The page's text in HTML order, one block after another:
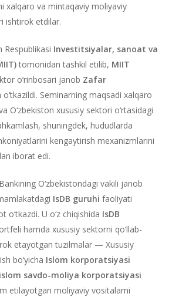
xalqaro va mintaqaviy moliyaviy
ishtirok etdilar.
Respublikasi Investitsiyalar, sanoat va
tomonidan tashkil etilib, MIIT
o‘rinbosari janob Zafar
Seminarning maqsadi xalqaro
O‘zbekiston xususiy sektori o‘rtasidagi
shuningdek, hududlarda
kengaytirish mexanizmlarini
iborat edi.
O‘zbekistondagi vakili janob
IsDB guruhi faoliyati
o‘tkazdi. U o‘z chiqishida IsDB
hamda xususiy sektorni qo‘llab-
etayotgan tuzilmalar — Xususiy
bo‘yicha Islom korporatsiyasi
savdo-moliya korporatsiyasi
etilayotgan moliyaviy vositalarni